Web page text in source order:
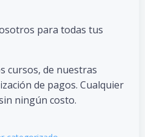
para todas tus
cursos, de nuestras
de pagos. Cualquier
ningún costo.